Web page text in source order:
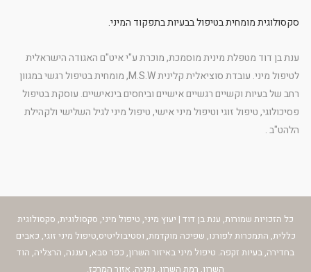
סקסולוגית מומחית בטיפול בבעיות בתפקוד המיני.
ענת בן דוד מטפלת מינית מוסמכת, מוכרת ע"י איט"ם האגודה הישראלית
לטיפול מיני. עובדת סוציאלית קלינית M.S.W, מומחית בטיפול רגשי במגוון
רחב של בעיות וקשיים רגשיים אישיים וביחסים בינאישיים. עוסקת בטיפול
פסיכולוגי, טיפול זוגי וטיפול מיני אישי, טיפול מיני לגיל השלישי ולקהילת
הלהט"ב .
כל הזכויות שמורות, ענת בן דוד | יעוץ מיני, טיפול מיני, סקסולוגית, סקסולוגית
כללית, התמכרות לפורנו, שפיכה מוקדמת, וסטיבוליטיס,טיפול מיני זוגי, כאבים
בחדירה, בעיות זקפה. טיפול מיני באיזור השרון, כפר סבא, רעננה, הרצליה, הוד
השרון, רמת השרון, נתניה, אזור המרכז.